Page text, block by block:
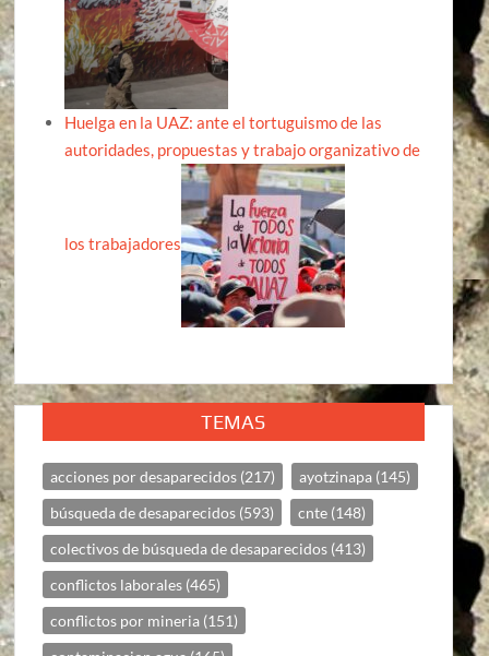
Huelga en la UAZ: ante el tortuguismo de las
autoridades, propuestas y trabajo organizativo de
los trabajadores
TEMAS
acciones por desaparecidos (217) ayotzinapa (145)
búsqueda de desaparecidos (593) cnte (148)
colectivos de búsqueda de desaparecidos (413)
conflictos laborales (465)
conflictos por mineria (151)